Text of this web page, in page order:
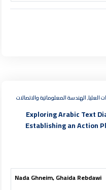
العليا, الهندسة المعلوماتية والاتصالات
Exploring Arabic Text
Establishing an Action
Nada Ghneim, Ghaida Rebdawi